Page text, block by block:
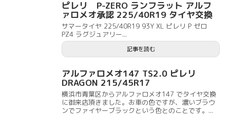
ピレリ P-ZERO ランフラット アルフ
ァロメオ承認 225/40R19 タイヤ交換
サマータイヤ 225/40R19 93Y XL ピレリ P ゼロ
PZ4 ラグジュアリー...
記事を読む
アルファロメオ147 TS2.0 ピレリ
DRAGON 215/45R17
横浜市青葉区からアルファロメオ147 でタイヤ交換
に御来店頂きました。お車の色ですが、濃いブラウ
ンでファイヤーブラックという色とのことです。...